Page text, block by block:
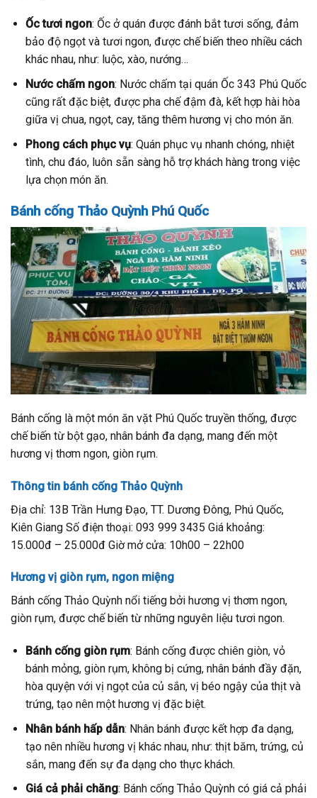
Ốc tươi ngon: Ốc ở quán được đánh bắt tươi sống, đảm
bảo độ ngọt và tươi ngon, được chế biến theo nhiều cách
khác nhau, như: luộc, xào, nướng…
Nước chấm ngon: Nước chấm tại quán Ốc 343 Phú Quốc
cũng rất đặc biệt, được pha chế đậm đà, kết hợp hài hòa
giữa vị chua, ngọt, cay, tăng thêm hương vị cho món ăn.
Phong cách phục vụ: Quán phục vụ nhanh chóng, nhiệt
tình, chu đáo, luôn sẵn sàng hỗ trợ khách hàng trong việc
lựa chọn món ăn.
Bánh cống Thảo Quỳnh Phú Quốc
Bánh cống là một món ăn vặt Phú Quốc truyền thống, được
chế biến từ bột gạo, nhân bánh đa dạng, mang đến một
hương vị thơm ngon, giòn rụm.
Thông tin bánh cống Thảo Quỳnh
Địa chỉ: 13B Trần Hưng Đạo, TT. Dương Đông, Phú Quốc,
Kiên Giang Số điện thoại: 093 999 3435 Giá khoảng:
15.000đ – 25.000đ Giờ mở cửa: 10h00 – 22h00
Hương vị giòn rụm, ngon miệng
Bánh cống Thảo Quỳnh nổi tiếng bởi hương vị thơm ngon,
giòn rụm, được chế biến từ những nguyên liệu tươi ngon.
Bánh cống giòn rụm: Bánh cống được chiên giòn, vỏ
bánh mỏng, giòn rụm, không bị cứng, nhân bánh đầy đặn,
hòa quyện với vị ngọt của củ sắn, vị béo ngậy của thịt và
trứng, tạo nên một hương vị đặc biệt.
Nhân bánh hấp dẫn: Nhân bánh được kết hợp đa dạng,
tạo nên nhiều hương vị khác nhau, như: thịt băm, trứng, củ
sắn, mang đến sự đa dạng cho thực khách.
Giá cả phải chăng: Bánh cống Thảo Quỳnh có giá cả phải